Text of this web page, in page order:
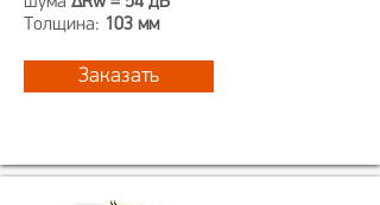
Толщина: 103 мм
Заказать